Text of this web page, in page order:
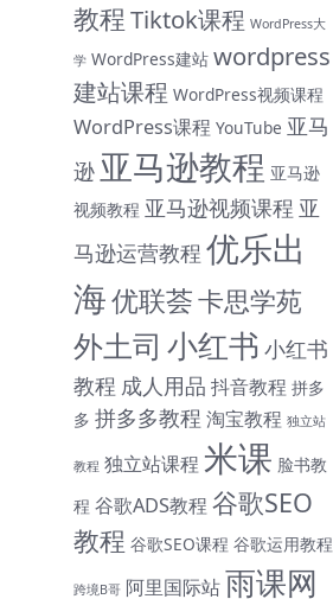
教程Tiktok课程 WordPress大
学 WordPress建站 wordpress
建站课程 WordPress视频课程
WordPress课程 YouTube 亚马
逊 亚马逊教程 亚马逊
视频教程 亚马逊视频课程 亚
马逊运营教程 优乐出
海优联荟卡思学苑
外土司 小红书 小红书
教程 成人用品 抖音教程 拼多
多 拼多多教程 淘宝教程 独立站
教程 独立站课程 米课 脸书教
程 谷歌ADS教程 谷歌SEO
教程 谷歌SEO课程 谷歌运用教程
跨境B哥 阿里国际站雨课网